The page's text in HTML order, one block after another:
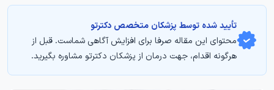
تأیید‌‌‌‌‌‌‌ شده توسط پزشکان متخصص دکترتو
محتوای این مقاله صرفا برای افزایش آگاهی شماست. قبل از
هرگونه اقدام، جهت درمان از پزشکان دکترتو مشاوره بگیرید.